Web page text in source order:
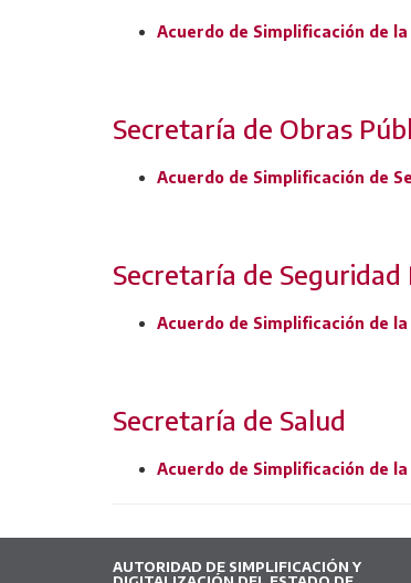
Acuerdo de Simplificación de
Secretaría de Obras
Acuerdo de Simplificación de
Secretaría de Seguridad
Acuerdo de Simplificación de
Secretaría de Salud
Acuerdo de Simplificación de la
AUTORIDAD DE SIMPLIFICACIÓN Y